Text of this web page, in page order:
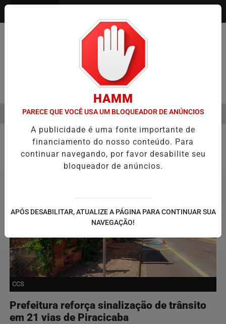
Pesquisar Notícia
DE FILME SOBRE MICHAEL JACKSON PODE COMEÇAR A SER
EM ALTA
MENU
Prefeitura Piracicaba
CCS
Prefeitura reforça sinalização de trânsito
em 21 vias de Piracicaba
HAMM
PARECE QUE VOCÊ USA UM BLOQUEADOR DE ANÚNCIOS
A publicidade é uma fonte importante de
financiamento do nosso conteúdo. Para
continuar navegando, por favor desabilite seu
bloqueador de anúncios.
APÓS DESABILITAR, ATUALIZE A PÁGINA PARA CONTINUAR SUA
NAVEGAÇÃO!